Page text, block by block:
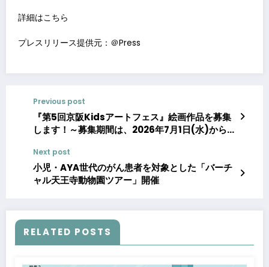
詳細はこちら
プレスリリース提供元：＠Press
Previous post
『第5回京阪Kidsアートフェス』絵画作品を募集
します！～募集期間は、2026年7月1日(水)から9
Next post
小児・AYA世代のがん患者を対象とした「バーチ
ャル天王寺動物園ツアー」開催
RELATED POSTS